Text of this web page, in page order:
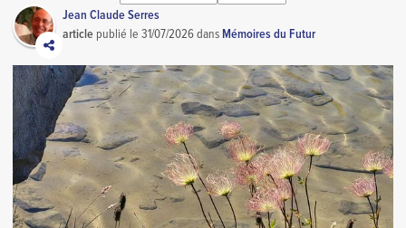
Jean Claude Serres
article publié le31/07/2026dans Mémoires du Futur